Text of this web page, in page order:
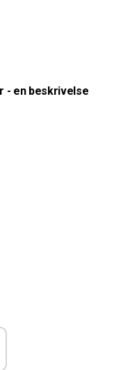
- en beskrivelse